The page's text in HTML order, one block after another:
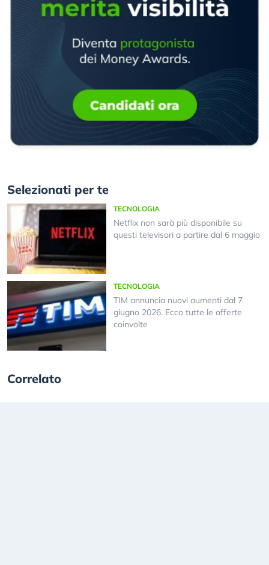
Selezionati per te
TECNOLOGIA
Netflix non sarà più disponibile su
questi televisori a partire dal 6 maggio
TECNOLOGIA
TIM annuncia nuovi aumenti dal 7
giugno 2026. Ecco tutte le offerte
coinvolte
Correlato